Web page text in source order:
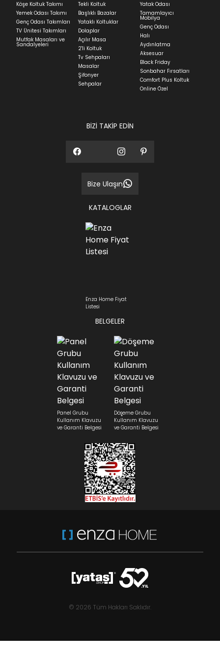
Yatak siparişlerinizin teslim süresi yaşadığınız şehre
ve ürünün stok durumuna göre ortalama 5-24 iş
günüdür.
Panel ve Döşeme grubu ürün siparişlerinizin teslim
süresi yaşadığınız şehre ve ürünün stok durumuna
göre ortalama 30-45 iş günüdür.
Siparişlerim bölümünden sürecinizi takip edebilirsiniz.
Sıkça Sorulan Sorularbölümünü ziyaret
Köşe Koltuk Takımı
Yemek Odası Takımı
Genç Odası Takımları
TV Ünitesi Takımları
Mutfak Masaları ve
Sandalyeleri
Tekli Koltuk
Başlıklı Bazalar
Yataklı Koltuklar
Dolaplar
Açılır Masa
2'li Koltuk
Tv Sehpaları
Masalar
Şifonyer
Sehpalar
Yatak Odası
Tamamlayıcı
Mobilya
Genç Odası
Halı
Aydınlatma
Aksesuar
Black Friday
Sonbahar Fırsatları
Comfort Plus Koltuk
Online Özel
BİZİ TAKİP EDİN
Bize Ulaşın
KATALOGLAR
Enza Home Fiyat
Listesi
BELGELER
Panel Grubu
Kullanım Klavuzu
ve Garanti Belgesi
Döşeme Grubu
Kullanım Klavuzu
ve Garanti Belgesi
© 2026 Tüm Hakları Saklıdır.